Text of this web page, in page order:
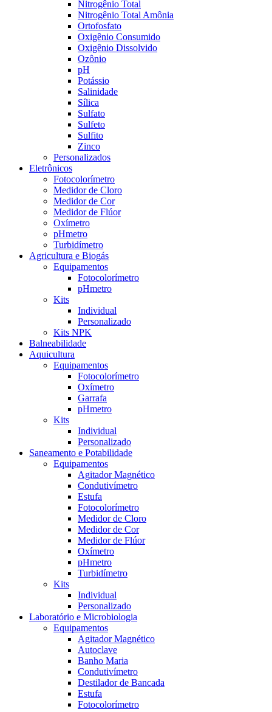
Nitrogênio Total
Nitrogênio Total Amônia
Ortofosfato
Oxigênio Consumido
Oxigênio Dissolvido
Ozônio
pH
Potássio
Salinidade
Sílica
Sulfato
Sulfeto
Sulfito
Zinco
Personalizados
Eletrônicos
Fotocolorímetro
Medidor de Cloro
Medidor de Cor
Medidor de Flúor
Oxímetro
pHmetro
Turbidímetro
Agricultura e Biogás
Equipamentos
Fotocolorímetro
pHmetro
Kits
Individual
Personalizado
Kits NPK
Balneabilidade
Aquicultura
Equipamentos
Fotocolorímetro
Oxímetro
Garrafa
pHmetro
Kits
Individual
Personalizado
Saneamento e Potabilidade
Equipamentos
Agitador Magnético
Condutivímetro
Estufa
Fotocolorímetro
Medidor de Cloro
Medidor de Cor
Medidor de Flúor
Oxímetro
pHmetro
Turbidímetro
Kits
Individual
Personalizado
Laboratório e Microbiologia
Equipamentos
Agitador Magnético
Autoclave
Banho Maria
Condutivímetro
Destilador de Bancada
Estufa
Fotocolorímetro